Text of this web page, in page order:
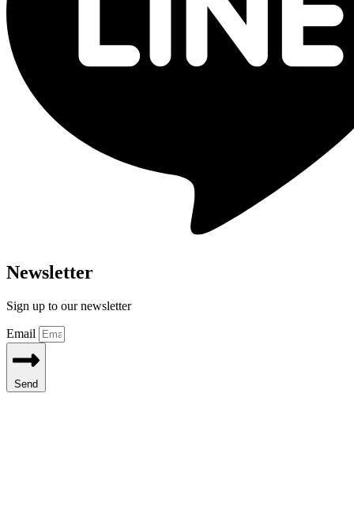
Newsletter
Sign up to our newsletter
Email
Send